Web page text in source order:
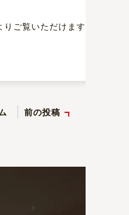
りご覧いただけます。
前の投稿